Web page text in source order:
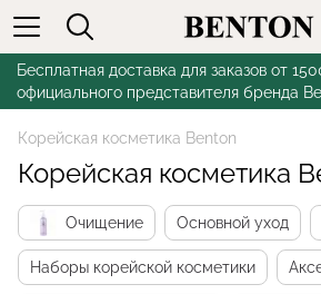
Бесплатная доставка для заказов от
официального представителя бренда
Корейская косметика Benton
Корейская косметика
Очищение Основной уход
Наборы корейской косметики